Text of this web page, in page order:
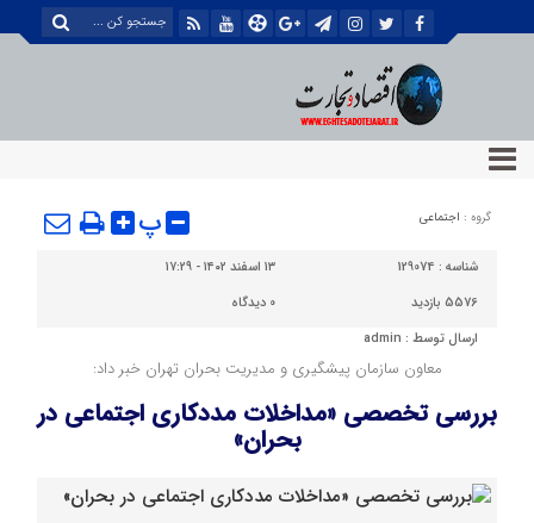
گروه : اجتماعی پ
شناسه : 129074
۱۳ اسفند ۱۴۰۲ - ۱۷:۲۹
5576 بازدید
0 دیدگاه
ارسال توسط : admin
معاون سازمان پیشگیری و مدیریت بحران تهران خبر داد:
بررسی تخصصی «مداخلات مددکاری اجتماعی در
بحران»